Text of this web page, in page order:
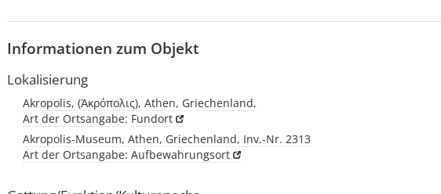
Informationen zum Objekt
Lokalisierung
Akropolis, (Ἀκρόπολις), Athen, Griechenland,
Art der Ortsangabe: Fundort
Akropolis-Museum, Athen, Griechenland, Inv.-Nr. 2313
Art der Ortsangabe: Aufbewahrungsort